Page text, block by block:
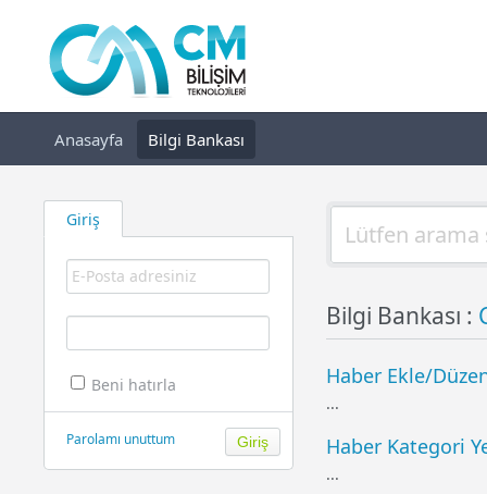
Anasayfa Bilgi Bankası
Giriş
Beni hatırla
Parolamı unuttum
Bilgi Bankası :
Haber Ekle/
...
Haber Kategori
...